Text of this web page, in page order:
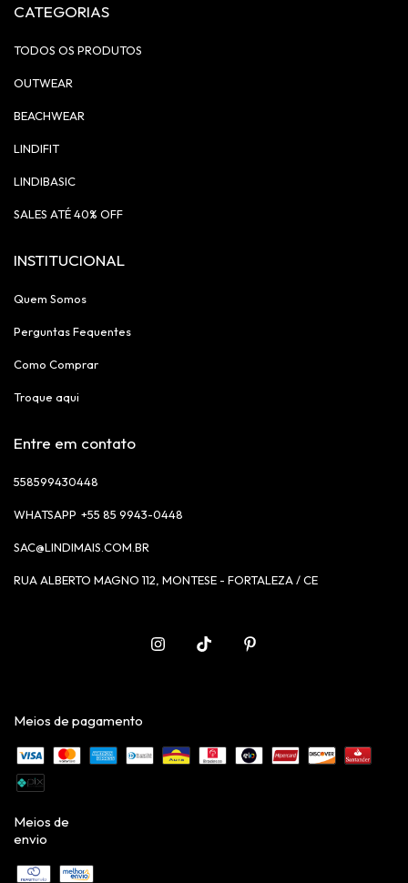
CATEGORIAS
TODOS OS PRODUTOS
OUTWEAR
BEACHWEAR
LINDIFIT
LINDIBASIC
SALES ATÉ 40% OFF
INSTITUCIONAL
Quem Somos
Perguntas Fequentes
Como Comprar
Troque aqui
Entre em contato
558599430448
+55 85 9943-0448
SAC@LINDIMAIS.COM.BR
RUA ALBERTO MAGNO 112, MONTESE - FORTALEZA / CE
Meios de pagamento
Meios de
envio